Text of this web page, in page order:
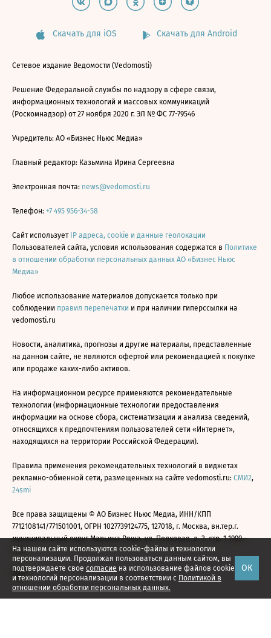
На нашем сайте используются cookie-файлы и технологии
персонализации. Продолжая пользоваться данным сайтом, вы
подтверждаете свое согласие на использование файлов cookie
и технологий персонализации в соответствии с Политикой в
отношении обработки персональных данных.
ОК
Скачать для iOS Скачать для Android
Сетевое издание Ведомости (Vedomosti)
Решение Федеральной службы по надзору в сфере связи,
информационных технологий и массовых коммуникаций
(Роскомнадзор) от 27 ноября 2020 г. ЭЛ № ФС 77-79546
Учредитель: АО «Бизнес Ньюс Медиа»
Главный редактор: Казьмина Ирина Сергеевна
Электронная почта: news@vedomosti.ru
Телефон: +7 495 956-34-58
Сайт использует IP адреса, cookie и данные геолокации
Пользователей сайта, условия использования содержатся в Политике
в отношении обработки персональных данных АО «Бизнес Ньюс
Медиа»
Любое использование материалов допускается только при
соблюдении правил перепечатки и при наличии гиперссылки на
vedomosti.ru
Новости, аналитика, прогнозы и другие материалы, представленные
на данном сайте, не являются офертой или рекомендацией к покупке
или продаже каких-либо активов.
На информационном ресурсе применяются рекомендательные
технологии (информационные технологии предоставления
информации на основе сбора, систематизации и анализа сведений,
относящихся к предпочтениям пользователей сети «Интернет»,
находящихся на территории Российской Федерации).
Правила применения рекомендательных технологий в виджетах
рекламно-обменной сети, размещенных на сайте vedomosti.ru: СМИ2,
24smi
Все права защищены © АО Бизнес Ньюс Медиа, ИНН/КПП
7712108141/771501001, ОГРН 1027739124775, 127018, г. Москва, вн.тер.г.
муниципальный округ Марьина Роща, ул. Полковая, д. 3, стр. 1 1999—
2026